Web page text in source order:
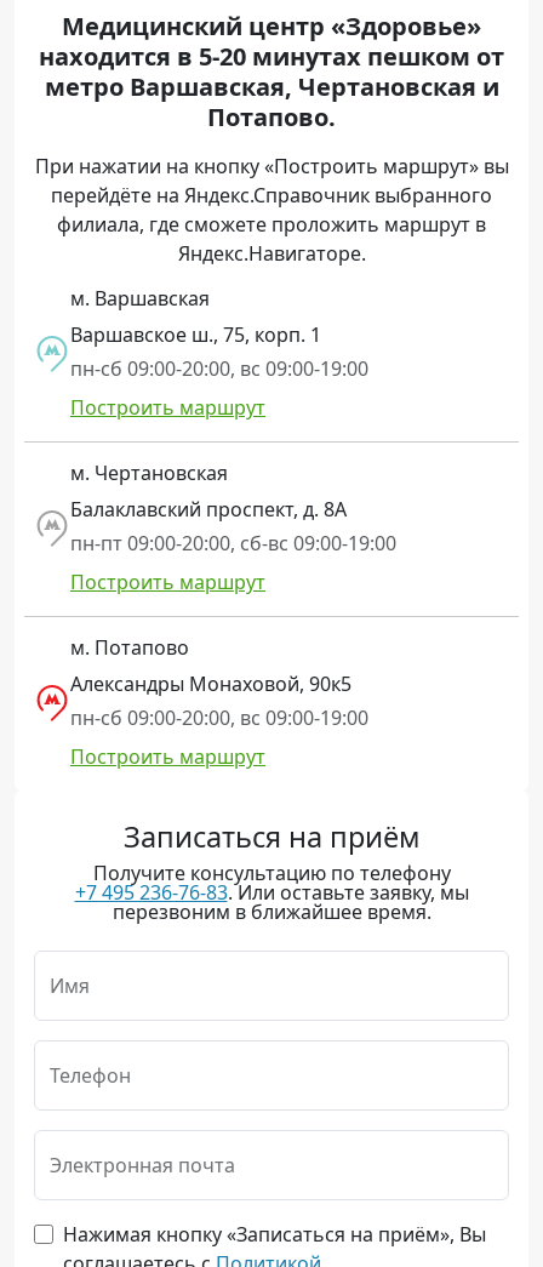
Медицинский центр «Здоровье»
находится в 5-20 минутах пешком от
метро Варшавская, Чертановская и
Потапово.
При нажатии на кнопку «Построить маршрут» вы
перейдёте на Яндекс.Справочник выбранного
филиала, где сможете проложить маршрут в
Яндекс.Навигаторе.
м. Варшавская
Варшавское ш., 75, корп. 1
пн-сб 09:00-20:00, вс 09:00-19:00
Построить маршрут
м. Чертановская
Балаклавский проспект, д. 8А
пн-пт 09:00-20:00, сб-вс 09:00-19:00
Построить маршрут
м. Потапово
Александры Монаховой, 90к5
пн-сб 09:00-20:00, вс 09:00-19:00
Построить маршрут
Записаться на приём
Получите консультацию по телефону
+7 495 236-76-83. Или оставьте заявку, мы
перезвоним в ближайшее время.
Имя
Телефон
Электронная почта
Нажимая кнопку «Записаться на приём», Вы